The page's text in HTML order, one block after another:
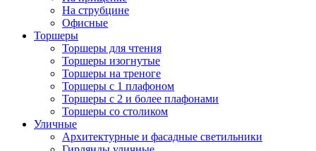
На струбцине
Офисные
Торшеры
Торшеры для чтения
Торшеры изогнутые
Торшеры на треноге
Торшеры с 1 плафоном
Торшеры с 2 и более плафонами
Торшеры со столиком
Уличные
Архитектурные и фасадные светильники